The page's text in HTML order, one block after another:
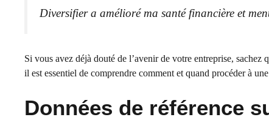
Diversifier a amélioré ma santé financière et
Si vous avez déjà douté de l’avenir de votre entreprise,
il est essentiel de comprendre comment et quand procéder à
Données de référence